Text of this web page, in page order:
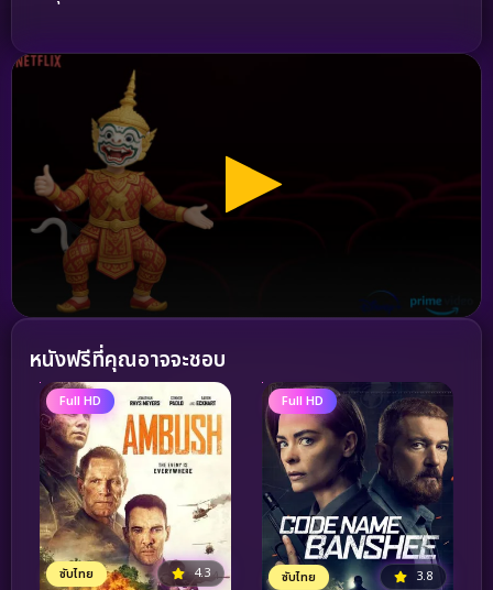
หนังฟรีที่คุณอาจจะชอบ
Full HD
ซับไทย 4.3
Full HD
ซับไทย 3.8